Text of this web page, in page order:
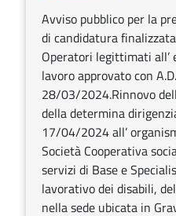
Avviso pubblico per la
di candidatura
Operatori legittimati all’
lavoro approvato con
28/03/2024.Rinnovo
della determina
17/04/2024 all’
Società Cooperativa
servizi di Base e
lavorativo dei disabili,
nella sede ubicata in